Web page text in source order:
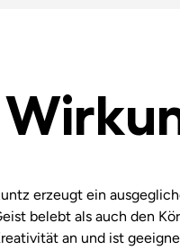
erzeugt ein
belebt als auch den
an und ist